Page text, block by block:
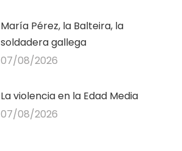
María Pérez, la Balteira, la
soldadera gallega
07/08/2026
La violencia en la Edad Media
07/08/2026